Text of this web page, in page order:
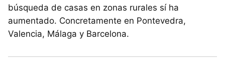
búsqueda de casas en zonas rurales sí ha
aumentado. Concretamente en Pontevedra,
Valencia, Málaga y Barcelona.